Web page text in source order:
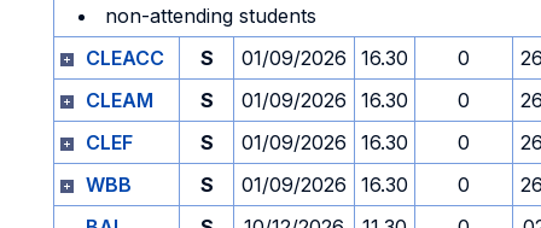
non-attending students
CLEACC
S 01/09/2026 16.30 0
CLEAM
S 01/09/2026 16.30 0
CLEF
S 01/09/2026 16.30 0
WBB
S 01/09/2026 16.30 0